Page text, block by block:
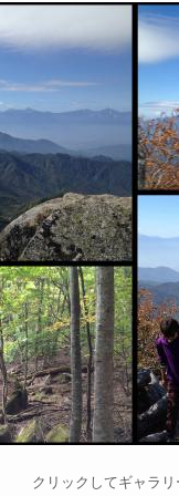
クリックしてギャラリ